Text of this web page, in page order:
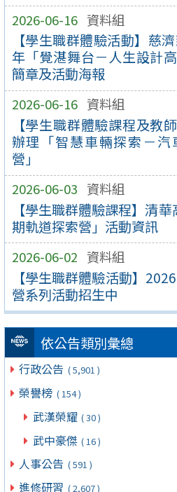
2026-06-16 資料組
【學生職群體驗活動】慈
年「覺湛舞台－人生設計
簡章及活動海報
2026-06-16 資料組
【學生職群體驗課程及教
辦理「智慧車輛探索－
營」
2026-06-03 資料組
【學生職群體驗課程】清
期軌道探索營」活動資訊
2026-06-02 資料組
【學生職群體驗活動】
營系列活動招生中
依公告類別彙總
行政公告 ( 5,901 )
榮譽榜 ( 154 )
武漢榮耀 ( 30 )
武中豪傑 ( 16 )
人事公告 ( 591 )
進修研習 ( 2,607 )